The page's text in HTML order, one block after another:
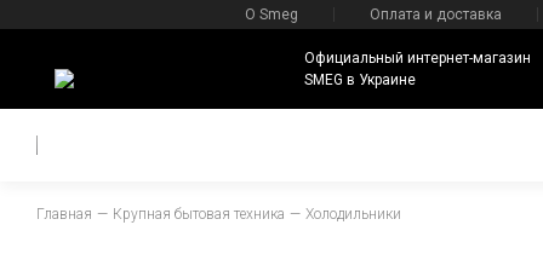
О Smeg Оплата и доставка
Официальный интернет-магазин
SMEG в Украине
Главная Крупная бытовая техника Холодильники